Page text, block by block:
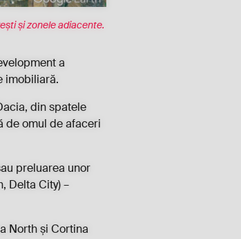
și zonele adiacente.
a
imobiliară.
din spatele
de omul de afaceri
preluarea unor
Delta City) –
North și Cortina